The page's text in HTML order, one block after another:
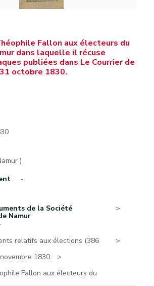
Fallon aux électeurs du
dans laquelle il récuse
publiées dans Le Courrier de
octobre 1830.
)
-
de la Société
Namur
relatifs aux élections (386
1830.
Fallon aux électeurs du